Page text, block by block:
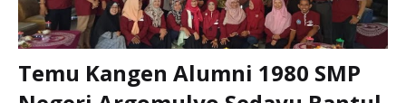
Temu Kangen Alumni 1980 SMP